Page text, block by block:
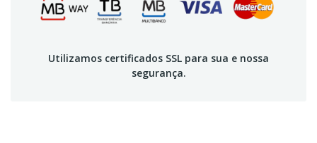
Utilizamos certificados SSL para sua e nossa
segurança.